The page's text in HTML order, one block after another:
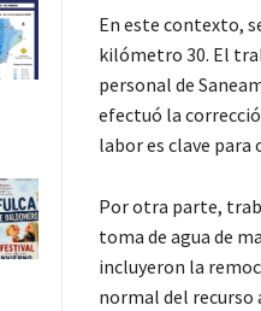
En este contexto,
kilómetro 30. El
personal de
efectuó la
labor es clave
Por otra parte,
toma de agua de
incluyeron la
normal del recurso